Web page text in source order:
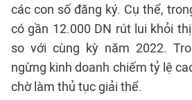
các con số đăng ký. Cụ thể,
có gần 12.000 DN rút lui khỏi
so với cùng kỳ năm 2022.
ngừng kinh doanh chiếm tỷ lệ
chờ làm thủ tục giải thể.